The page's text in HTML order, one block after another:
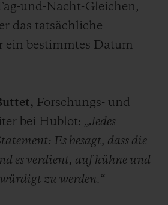
und-Nacht-Gleichen,
das tatsächliche
ein bestimmtes Datum
Forschungs- und
bei Hublot: „Jedes
Es besagt, dass die
es verdient, auf kühne und
zu werden.“